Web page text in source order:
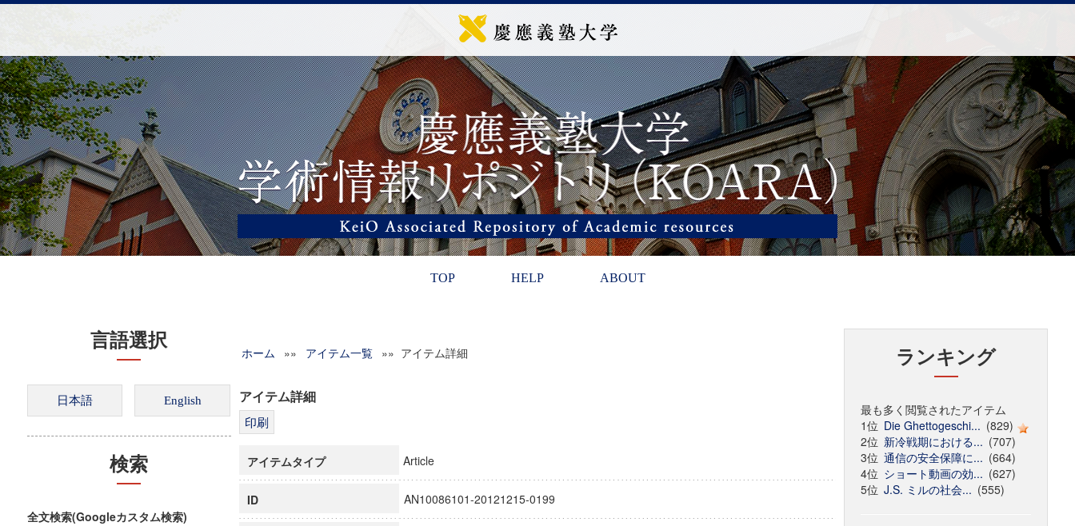
TOP HELP ABOUT
言語選択
検索
全文検索(Googleカスタム検索)
ホーム »» アイテム一覧 »» アイテム詳細
アイテム詳細
アイテムタイプ Article
ID AN10086101-20121215-0199
ランキング
最も多く閲覧されたアイテム
1位 Die Ghettogeschi... (829)
2位 新冷戦期における... (707)
3位 通信の安全保障に... (664)
4位 ショート動画の効... (627)
5位 J.S. ミルの社会... (555)